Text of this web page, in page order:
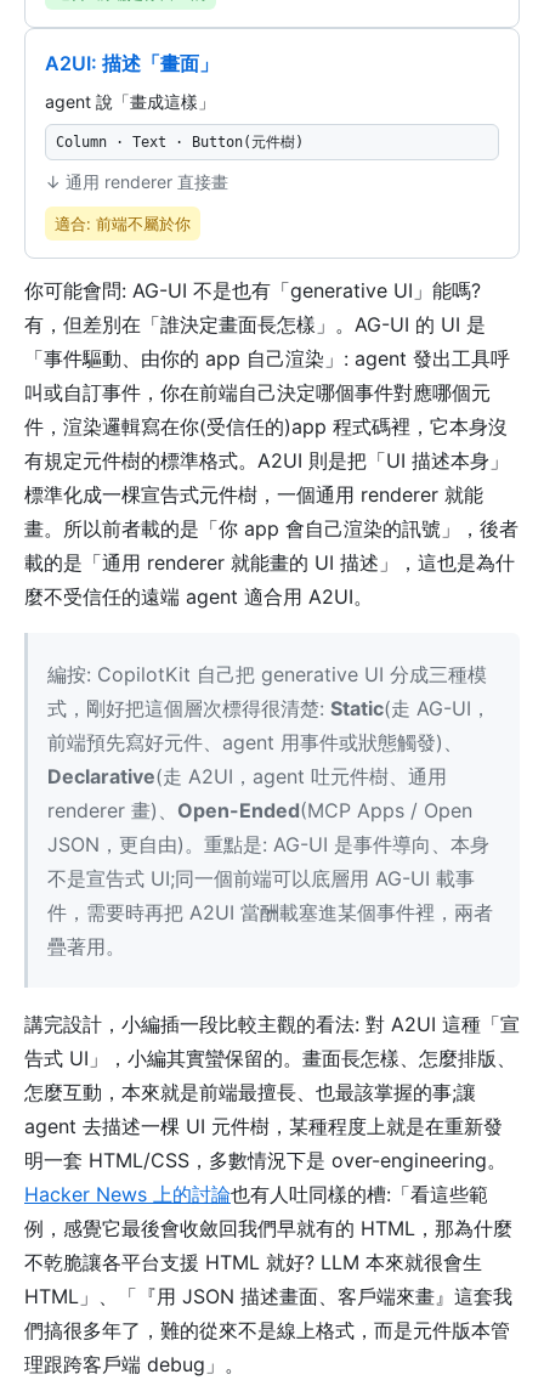
A2UI: 描述「畫面」
agent 說「畫成這樣」
Column · Text · Button(元件樹)
↓ 通用 renderer 直接畫
適合: 前端不屬於你
你可能會問: AG-UI 不是也有「generative UI」能嗎?
有，但差別在「誰決定畫面長怎樣」。AG-UI 的 UI 是
「事件驅動、由你的 app 自己渲染」: agent 發出工具呼
叫或自訂事件，你在前端自己決定哪個事件對應哪個元
件，渲染邏輯寫在你(受信任的)app 程式碼裡，它本身沒
有規定元件樹的標準格式。A2UI 則是把「UI 描述本身」
標準化成一棵宣告式元件樹，一個通用 renderer 就能
畫。所以前者載的是「你 app 會自己渲染的訊號」，後者
載的是「通用 renderer 就能畫的 UI 描述」，這也是為什
麼不受信任的遠端 agent 適合用 A2UI。
編按: CopilotKit 自己把 generative UI 分成三種模
式，剛好把這個層次標得很清楚: Static(走 AG-UI，
前端預先寫好元件、agent 用事件或狀態觸發)、
Declarative(走 A2UI，agent 吐元件樹、通用
renderer 畫)、 Open-Ended(MCP Apps / Open
JSON，更自由)。重點是: AG-UI 是事件導向、本身
不是宣告式 UI;同一個前端可以底層用 AG-UI 載事
件，需要時再把 A2UI 當酬載塞進某個事件裡，兩者
疊著用。
講完設計，小編插一段比較主觀的看法: 對 A2UI 這種「宣
告式 UI」，小編其實蠻保留的。畫面長怎樣、怎麼排版、
怎麼互動，本來就是前端最擅長、也最該掌握的事;讓
agent 去描述一棵 UI 元件樹，某種程度上就是在重新發
明一套 HTML/CSS，多數情況下是 over-engineering。
Hacker News 上的討論也有人吐同樣的槽:「看這些範
例，感覺它最後會收斂回我們早就有的 HTML，那為什麼
不乾脆讓各平台支援 HTML 就好? LLM 本來就很會生
HTML」、「『用 JSON 描述畫面、客戶端來畫』這套我
們搞很多年了，難的從來不是線上格式，而是元件版本管
理跟跨客戶端 debug」。